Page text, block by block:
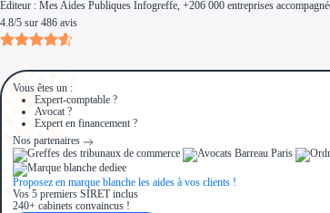
Éditeur : Mes Aides Publiques Infogreffe, +206 000 entreprises
4.8/5 sur 486 avis
Vous êtes un :
Expert-comptable ?
Avocat ?
Expert en financement ?
Nos partenaires
Proposez en marque blanche les aides à vos clients !
Vos 5 premiers SIRET inclus
240+ cabinets convaincus !